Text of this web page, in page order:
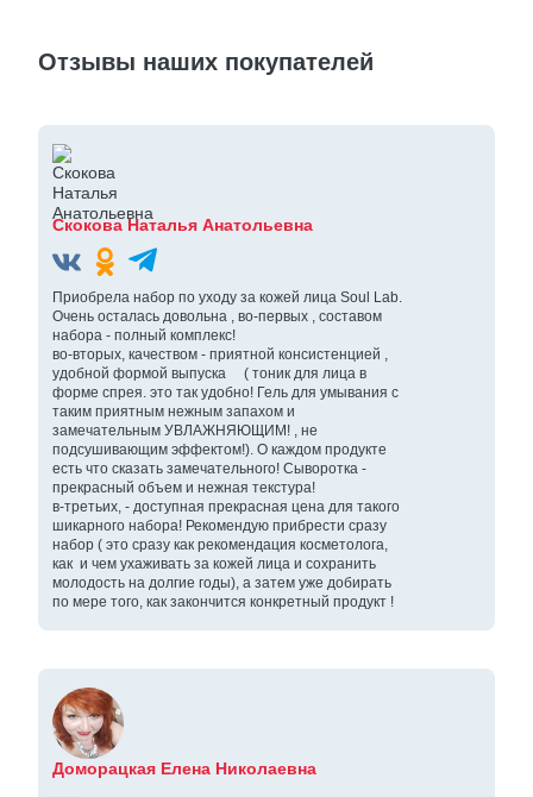
Отзывы наших покупателей
Скокова Наталья Анатольевна
Приобрела набор по уходу за кожей лица Soul Lab.
Очень осталась довольна , во-первых , составом
набора - полный комплекс!
во-вторых, качеством - приятной консистенцией ,
удобной формой выпуска ( тоник для лица в
форме спрея. это так удобно! Гель для умывания с
таким приятным нежным запахом и
замечательным УВЛАЖНЯЮЩИМ! , не
подсушивающим эффектом!). О каждом продукте
есть что сказать замечательного! Сыворотка -
прекрасный объем и нежная текстура!
в-третьих, - доступная прекрасная цена для такого
шикарного набора! Рекомендую прибрести сразу
набор ( это сразу как рекомендация косметолога,
как и чем ухаживать за кожей лица и сохранить
молодость на долгие годы), а затем уже добирать
по мере того, как закончится конкретный продукт !
Доморацкая Елена Николаевна